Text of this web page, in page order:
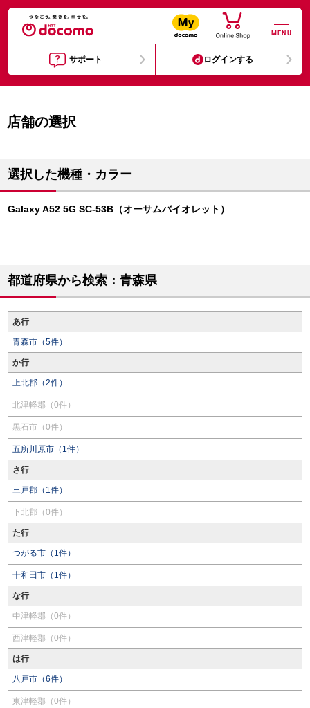
MENU
サポート ログインする
店舗の選択
選択した機種・カラー
Galaxy A52 5G SC-53B（オーサムバイオレット）
都道府県から検索：青森県
あ行
青森市（5件）
か行
上北郡（2件）
北津軽郡（0件）
黒石市（0件）
五所川原市（1件）
さ行
三戸郡（1件）
下北郡（0件）
た行
つがる市（1件）
十和田市（1件）
な行
中津軽郡（0件）
西津軽郡（0件）
は行
八戸市（6件）
東津軽郡（0件）